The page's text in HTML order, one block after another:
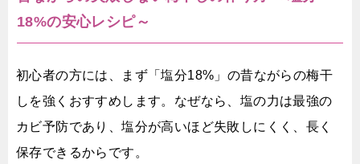
18%の安心レシピ～
初心者の方には、まず「塩分18%」の昔ながらの梅干
しを強くおすすめします。なぜなら、塩の力は最強の
カビ予防であり、塩分が高いほど失敗しにくく、長く
保存できるからです。